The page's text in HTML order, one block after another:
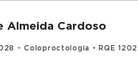
Almeida Cardoso
- Coloproctologia •
RQE 12029 - Cirurgia geral